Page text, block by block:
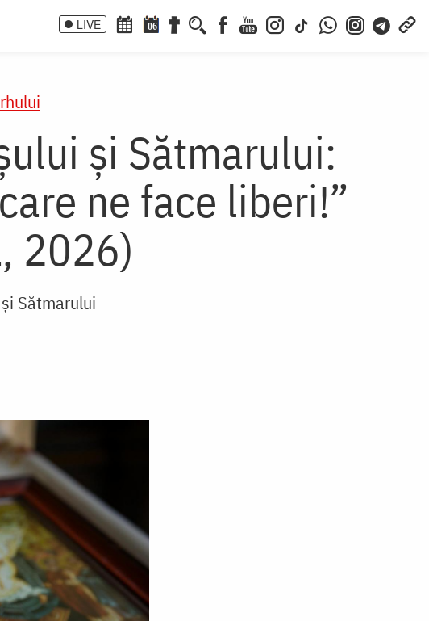
LIVE 06
și Sătmarului:
ne face liberi!”
2026)
Sătmarului